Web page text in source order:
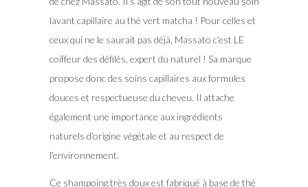
lavant capillaire au thé vert matcha ! Pour celles et
ceux qui ne le saurait pas déjà, Massato c’est LE
coiffeur des défilés, expert du naturel ! Sa marque
propose donc des soins capillaires aux formules
douces et respectueuse du cheveu. Il attache
également une importance aux ingrédients
naturels d’origine végétale et au respect de
l’environnement.
Ce shampoing très doux est fabriqué à base de thé